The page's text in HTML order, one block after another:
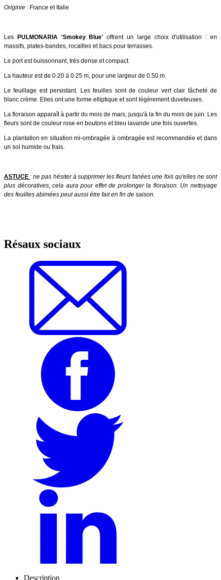
Originie : France et Italie
Les PULMONARIA 'Smokey Blue'offrent un large choix d'utilisation : en
massifs, plates-bandes, rocailles et bacs pour terrasses.
Le port est buissonnant, très dense et compact.
La hauteur est de 0.20 à 0.25 m, pour une largeur de 0.50 m.
Le feuillage est persistant. Les feuilles sont de couleur vert clair tâcheté de
blanc crème. Elles ont une forme elliptique et sont légèrement duveteuses.
La floraison apparaît à partir du mois de mars, jusqu'à la fin du mois de juin. Les
fleurs sont de couleur rose en boutons et bleu lavande une fois ouvertes.
La plantation en situation mi-ombragée à ombragée est recommandée et dans
un sol humide ou frais.
ASTUCE : ne pas hésiter à supprimer les fleurs fanées une fois qu'elles ne sont
plus décoratives, cela aura pour effet de prolonger la floraison. Un nettoyage
des feuilles abimées peut aussi être fait en fin de saison.
Résaux sociaux
Description